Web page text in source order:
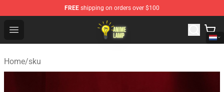
FREE shipping on orders over $100
Open menu
Anime Lamp Shop - The Best Store of Anime Lamp
Home/sku